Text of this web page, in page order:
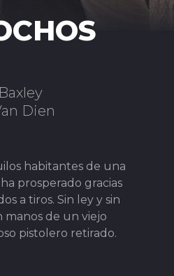
Dien
habitantes de una
prosperado gracias
a tiros. Sin ley y sin
manos de un viejo
pistolero retirado.